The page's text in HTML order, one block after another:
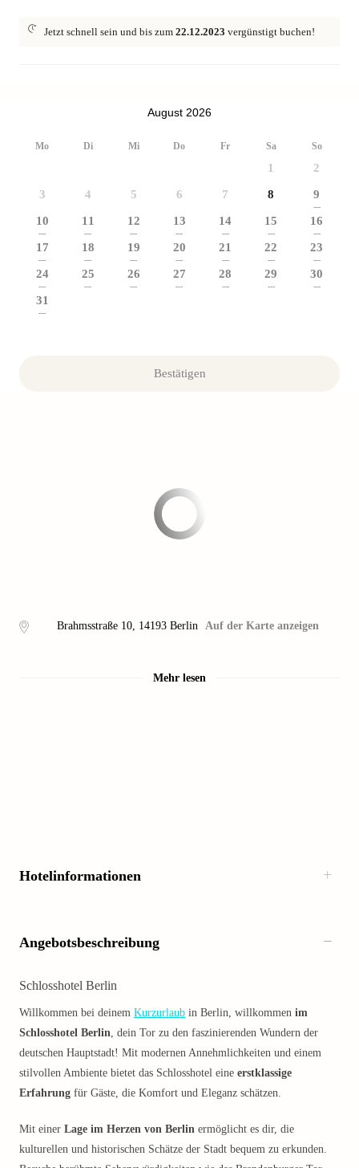
Jetzt schnell sein und bis zum 22.12.2023 vergünstigt buchen!
August 2026
Mo Di Mi Do Fr Sa So
1 2
3 4 5 6 7 8 9
---
10
---
11
---
12
---
13
---
14
---
15
---
16
---
17
---
18
---
19
---
20
---
21
---
22
---
23
---
24
---
25
---
26
---
27
---
28
---
29
---
30
---
31
---
Bestätigen
Brahmsstraße 10, 14193 Berlin Auf der Karte anzeigen
Mehr lesen
Hotelinformationen
Angebotsbeschreibung
Schlosshotel Berlin
Willkommen bei deinem Kurzurlaub in Berlin, willkommen im
Schlosshotel Berlin, dein Tor zu den faszinierenden Wundern der
deutschen Hauptstadt! Mit modernen Annehmlichkeiten und einem
stilvollen Ambiente bietet das Schlosshotel eine erstklassige
Erfahrung für Gäste, die Komfort und Eleganz schätzen.
Mit einer Lage im Herzen von Berlin ermöglicht es dir, die
kulturellen und historischen Schätze der Stadt bequem zu erkunden.